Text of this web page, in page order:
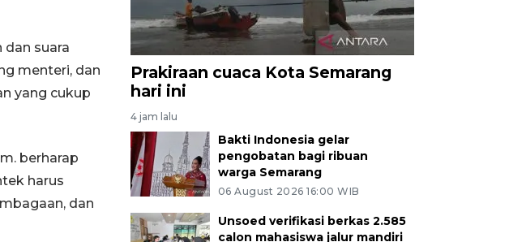
suara
menteri, dan
yang cukup
berharap
harus
dan
Prakiraan cuaca Kota Semarang
hari ini
4 jam lalu
Bakti Indonesia gelar
pengobatan bagi ribuan
warga Semarang
06 August 2026 16:00 WIB
Unsoed verifikasi berkas 2.585
calon mahasiswa jalur mandiri